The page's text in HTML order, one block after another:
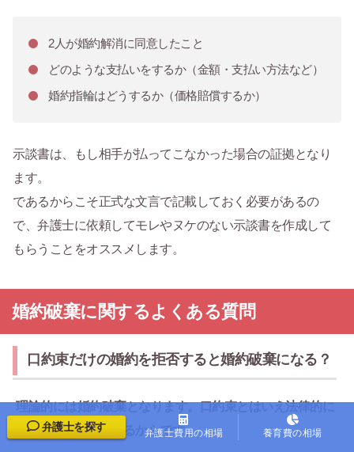
2人が婚約解消に同意したこと
どのような支払いをするか（金額・支払い方法など）
婚約指輪はどうするか（価格賠償するか）
示談書は、もし相手が払ってこなかった場合の証拠となり
ます。
であるからこそ正式な文言で記載しておく必要があるの
で、弁護士に依頼してモレやヌケのない示談書を作成して
もらうことをオススメします。
婚約破棄に関するよくある質問
口約束だけの婚約を拒否すると婚約破棄になる？
理論的には婚約破棄となります。口約束とはいえ法律的に
は婚約が成立しているからです。
弁護士を探す 弁護士費用の相場 養育費の相場